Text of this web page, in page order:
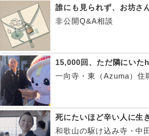
誰にも見られず、お坊さ
非公開Q&A相談
15,000回、ただ隣にい
一向寺・東（Azuma）住
死にたいほど辛い人に生
和歌山の駆け込み寺・中